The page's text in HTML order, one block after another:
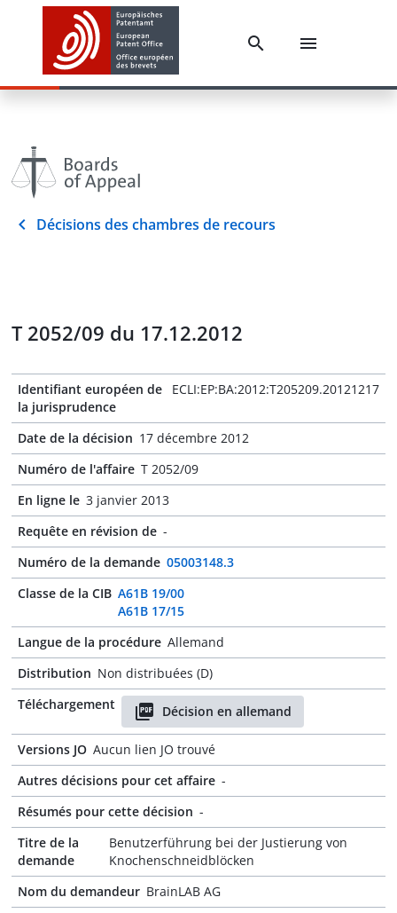
Décisions des chambres de recours
T 2052/09 du 17.12.2012
Identifiant européen de
la jurisprudence
ECLI:EP:BA:2012:T205209.20121217
Date de la décision 17 décembre 2012
Numéro de l'affaire T 2052/09
En ligne le 3 janvier 2013
Requête en révision de -
Numéro de la demande 05003148.3
Classe de la CIB A61B 19/00
A61B 17/15
Langue de la procédure Allemand
Distribution Non distribuées (D)
Téléchargement
Décision en allemand
Versions JO Aucun lien JO trouvé
Autres décisions pour cet affaire -
Résumés pour cette décision -
Titre de la
demande
Benutzerführung bei der Justierung von
Knochenschneidblöcken
Nom du demandeur BrainLAB AG